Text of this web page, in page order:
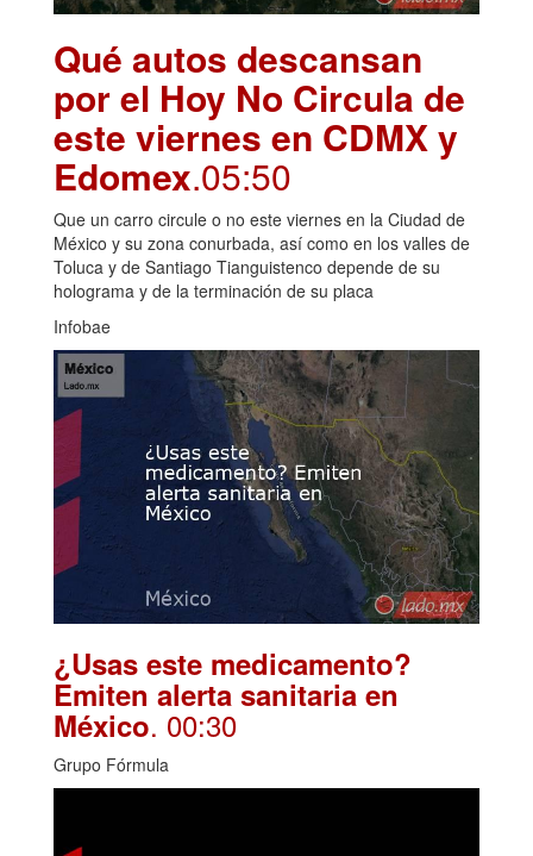
Qué autos descansan
por el Hoy No Circula de
este viernes en CDMX y
Edomex.05:50
Que un carro circule o no este viernes en la Ciudad de
México y su zona conurbada, así como en los valles de
Toluca y de Santiago Tianguistenco depende de su
holograma y de la terminación de su placa
Infobae
¿Usas este medicamento?
Emiten alerta sanitaria en
México. 00:30
Grupo Fórmula